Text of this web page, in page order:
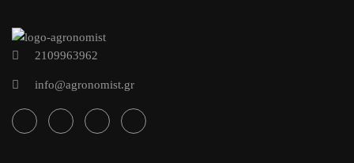
2109963962
info@agronomist.gr